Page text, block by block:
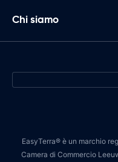
Chi siamo
EasyTerra® è un marchio
Camera di Commercio